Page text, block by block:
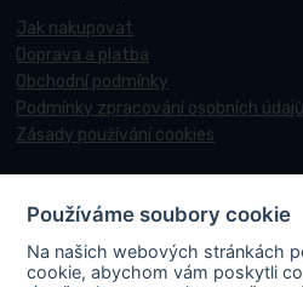
Jak nakupovat
Doprava a platba
Obchodní podmínky
Podmínky zpracování osobních údajů
Zásady používání cookies
© 2017-2026
Webové stránky
Používáme soubory cookie
Na našich webových stránkách
cookie, abychom vám poskytli